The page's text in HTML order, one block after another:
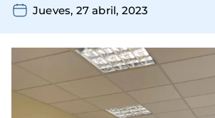
Jueves, 27 abril, 2023